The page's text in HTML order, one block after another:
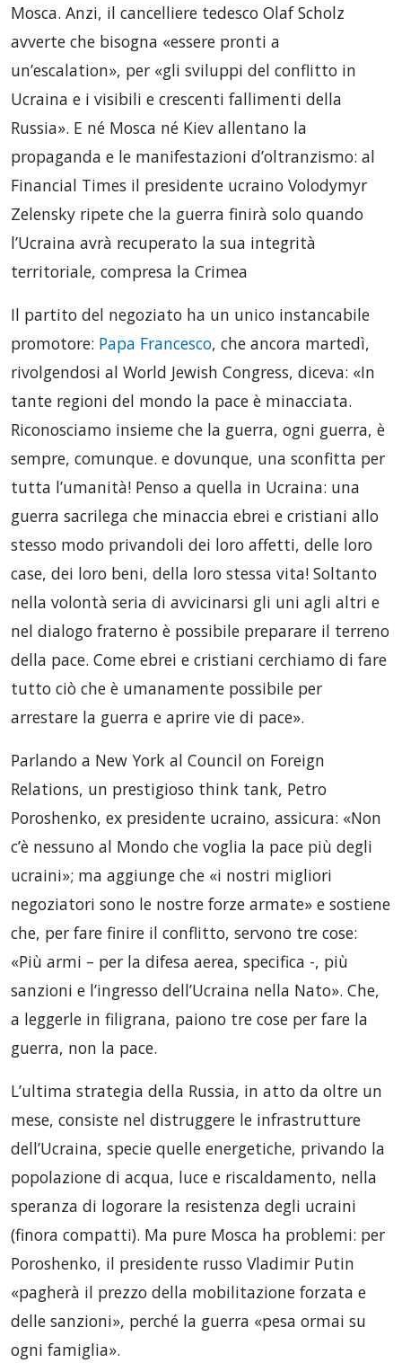
Mosca. Anzi, il cancelliere tedesco Olaf Scholz
avverte che bisogna «essere pronti a
un’escalation», per «gli sviluppi del conflitto in
Ucraina e i visibili e crescenti fallimenti della
Russia». E né Mosca né Kiev allentano la
propaganda e le manifestazioni d’oltranzismo: al
Financial Times il presidente ucraino Volodymyr
Zelensky ripete che la guerra finirà solo quando
l’Ucraina avrà recuperato la sua integrità
territoriale, compresa la Crimea
Il partito del negoziato ha un unico instancabile
promotore: Papa Francesco, che ancora martedì,
rivolgendosi al World Jewish Congress, diceva: «In
tante regioni del mondo la pace è minacciata.
Riconosciamo insieme che la guerra, ogni guerra, è
sempre, comunque. e dovunque, una sconfitta per
tutta l’umanità! Penso a quella in Ucraina: una
guerra sacrilega che minaccia ebrei e cristiani allo
stesso modo privandoli dei loro affetti, delle loro
case, dei loro beni, della loro stessa vita! Soltanto
nella volontà seria di avvicinarsi gli uni agli altri e
nel dialogo fraterno è possibile preparare il terreno
della pace. Come ebrei e cristiani cerchiamo di fare
tutto ciò che è umanamente possibile per
arrestare la guerra e aprire vie di pace».
Parlando a New York al Council on Foreign
Relations, un prestigioso think tank, Petro
Poroshenko, ex presidente ucraino, assicura: «Non
c’è nessuno al Mondo che voglia la pace più degli
ucraini»; ma aggiunge che «i nostri migliori
negoziatori sono le nostre forze armate» e sostiene
che, per fare finire il conflitto, servono tre cose:
«Più armi – per la difesa aerea, specifica -, più
sanzioni e l’ingresso dell’Ucraina nella Nato». Che,
a leggerle in filigrana, paiono tre cose per fare la
guerra, non la pace.
L’ultima strategia della Russia, in atto da oltre un
mese, consiste nel distruggere le infrastrutture
dell’Ucraina, specie quelle energetiche, privando la
popolazione di acqua, luce e riscaldamento, nella
speranza di logorare la resistenza degli ucraini
(finora compatti). Ma pure Mosca ha problemi: per
Poroshenko, il presidente russo Vladimir Putin
«pagherà il prezzo della mobilitazione forzata e
delle sanzioni», perché la guerra «pesa ormai su
ogni famiglia».